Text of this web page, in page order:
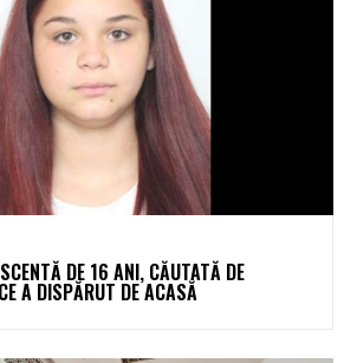
DE 16 ANI, CĂUTATĂ DE
A DISPĂRUT DE ACASĂ